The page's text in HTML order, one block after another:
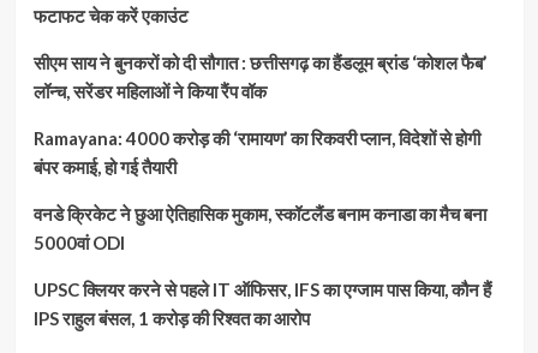
की
मौत
फटाफट चेक करें एकाउंट
सीएम साय ने बुनकरों को दी सौगात : छत्तीसगढ़ का हैंडलूम ब्रांड ‘कोशल फैब’
लॉन्च, सरेंडर महिलाओं ने किया रैंप वॉक
Ramayana: 4000 करोड़ की ‘रामायण’ का रिकवरी प्लान, विदेशों से होगी
बंपर कमाई, हो गई तैयारी
वनडे क्रिकेट ने छुआ ऐतिहासिक मुकाम, स्कॉटलैंड बनाम कनाडा का मैच बना
5000वां ODI
UPSC क्लियर करने से पहले IT ऑफिसर, IFS का एग्जाम पास किया, कौन हैं
IPS राहुल बंसल, 1 करोड़ की रिश्वत का आरोप